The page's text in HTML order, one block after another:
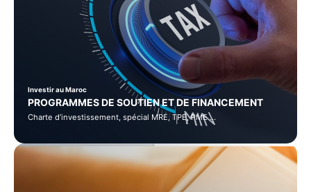
Investir au Maroc
PROGRAMMES DE SOUTIEN ET DE FINANCEMENT
Charte d’investissement, spécial MRE, TPE, PME …